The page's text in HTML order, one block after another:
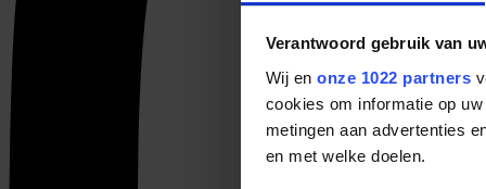
Verantwoord gebruik van
Wij en onze 1022 partners
cookies om informatie op
metingen aan advertenties
en met welke doelen.